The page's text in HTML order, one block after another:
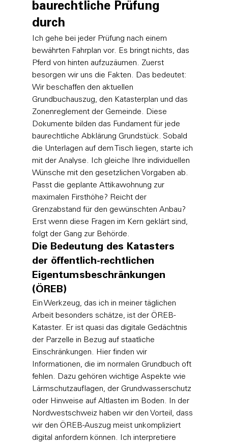
baurechtliche Prüfung
durch
Ich gehe bei jeder Prüfung nach einem
bewährten Fahrplan vor. Es bringt nichts, das
Pferd von hinten aufzuzäumen. Zuerst
besorgen wir uns die Fakten. Das bedeutet:
Wir beschaffen den aktuellen
Grundbuchauszug, den Katasterplan und das
Zonenreglement der Gemeinde. Diese
Dokumente bilden das Fundament für jede
baurechtliche Abklärung Grundstück. Sobald
die Unterlagen auf dem Tisch liegen, starte ich
mit der Analyse. Ich gleiche Ihre individuellen
Wünsche mit den gesetzlichen Vorgaben ab.
Passt die geplante Attikawohnung zur
maximalen Firsthöhe? Reicht der
Grenzabstand für den gewünschten Anbau?
Erst wenn diese Fragen im Kern geklärt sind,
folgt der Gang zur Behörde.
Die Bedeutung des Katasters
der öffentlich-rechtlichen
Eigentumsbeschränkungen
(ÖREB)
Ein Werkzeug, das ich in meiner täglichen
Arbeit besonders schätze, ist der ÖREB-
Kataster. Er ist quasi das digitale Gedächtnis
der Parzelle in Bezug auf staatliche
Einschränkungen. Hier finden wir
Informationen, die im normalen Grundbuch oft
fehlen. Dazu gehören wichtige Aspekte wie
Lärmschutzauflagen, der Grundwasserschutz
oder Hinweise auf Altlasten im Boden. In der
Nordwestschweiz haben wir den Vorteil, dass
wir den ÖREB-Auszug meist unkompliziert
digital anfordern können. Ich interpretiere